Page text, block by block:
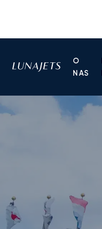
O
NAS